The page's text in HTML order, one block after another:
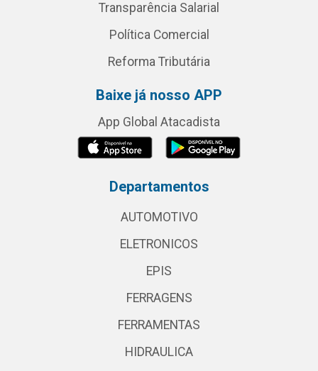
Transparência Salarial
Política Comercial
Reforma Tributária
Baixe já nosso APP
App Global Atacadista
Departamentos
AUTOMOTIVO
ELETRONICOS
EPIS
FERRAGENS
FERRAMENTAS
HIDRAULICA